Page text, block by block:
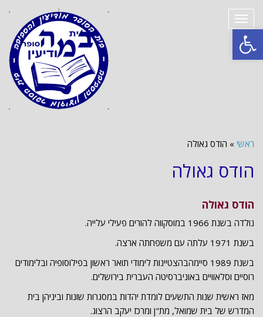
פתח סרגל נגישות
תפריט
ראשי » הודס גאולה
הודס גאולה
הודס גאולה
נולדה בשנת 1966 במוסקווה להורים פעילי עלייה.
בשנת 1971 עלתה עם משפחתה ארצה.
בשנת 1989 סיימהבהצטיינות לימודי תואר ראשון בפילוסופיה ובלימודים
רוסיים וסלאוויים באוניברסיטה העברית בירושלים.
מאז ראשית שנות התשעים לומדת יהדות במסגרות שונות וביניהן בית
המדרש של בית שמואל, מת"ן ומרכז יעקב הרצוג.